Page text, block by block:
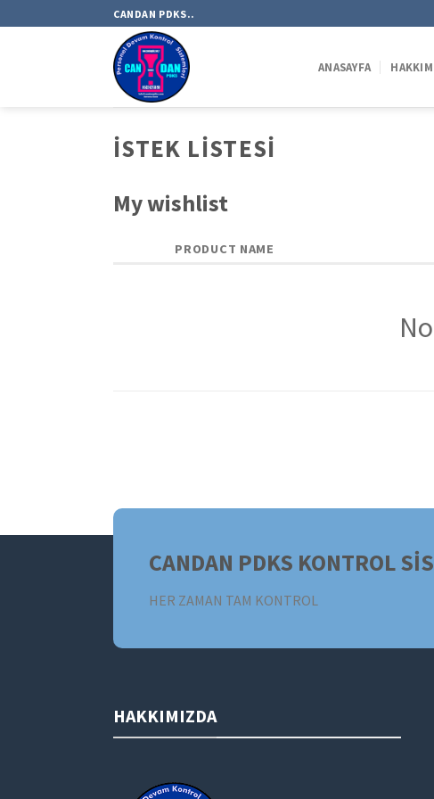
to
CANDAN PDKS..
ANASAYFA
İSTEK LISTESI
My wishlist
PRODUCT NAME
CANDAN PDKS KONTROL
HER ZAMAN TAM KONTROL
HAKKIMIZDA